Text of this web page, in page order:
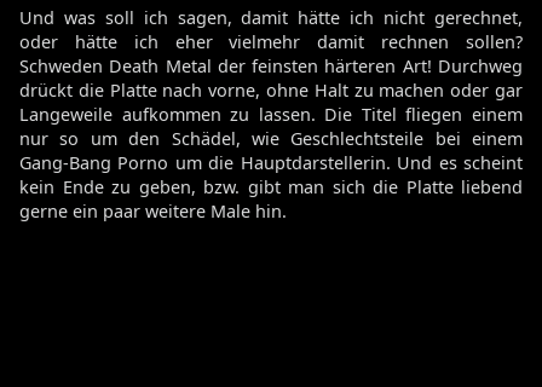
Und was soll ich sagen, damit hätte ich nicht gerechnet,
oder hätte ich eher vielmehr damit rechnen sollen?
Schweden Death Metal der feinsten härteren Art! Durchweg
drückt die Platte nach vorne, ohne Halt zu machen oder gar
Langeweile aufkommen zu lassen. Die Titel fliegen einem
nur so um den Schädel, wie Geschlechtsteile bei einem
Gang-Bang Porno um die Hauptdarstellerin. Und es scheint
kein Ende zu geben, bzw. gibt man sich die Platte liebend
gerne ein paar weitere Male hin.